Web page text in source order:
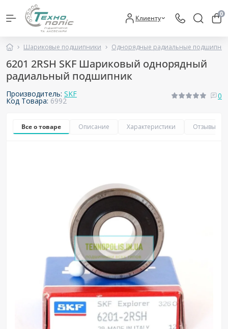
Клиенту 0
Шариковые подшипники Однорядные радиальные
6201 2RSH SKF Шариковый однорядный
радиальный подшипник
Производитель: SKF
Код Товара: 6992
0
Все о товаре Описание Характеристики Отзывы